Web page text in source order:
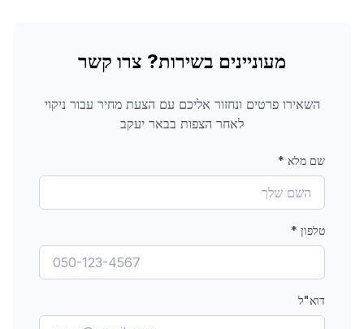
מעוניינים בשירות? צרו קשר
השאירו פרטים ונחזור אליכם עם הצעת מחיר עבור ניקוי
לאחר הצפות בבאר יעקב
שם מלא *
טלפון *
דוא"ל